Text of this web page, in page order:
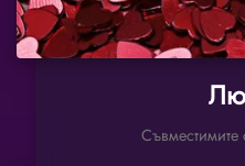
Съвместимите